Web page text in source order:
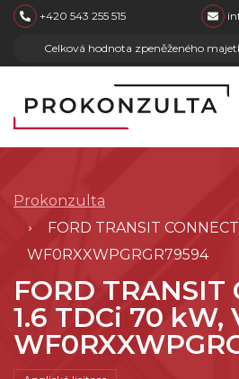
skip to main content
+420 543 255 515
Celková hodnota zpeněženého
Prokonzulta
FORD TRANSIT
WF0RXXWPGRGR79594
FORD TRANSIT
1.6 TDCi 70 kW,